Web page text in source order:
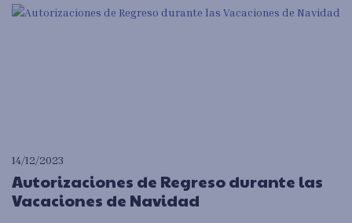
14/12/2023
Autorizaciones de Regreso durante las
Vacaciones de Navidad